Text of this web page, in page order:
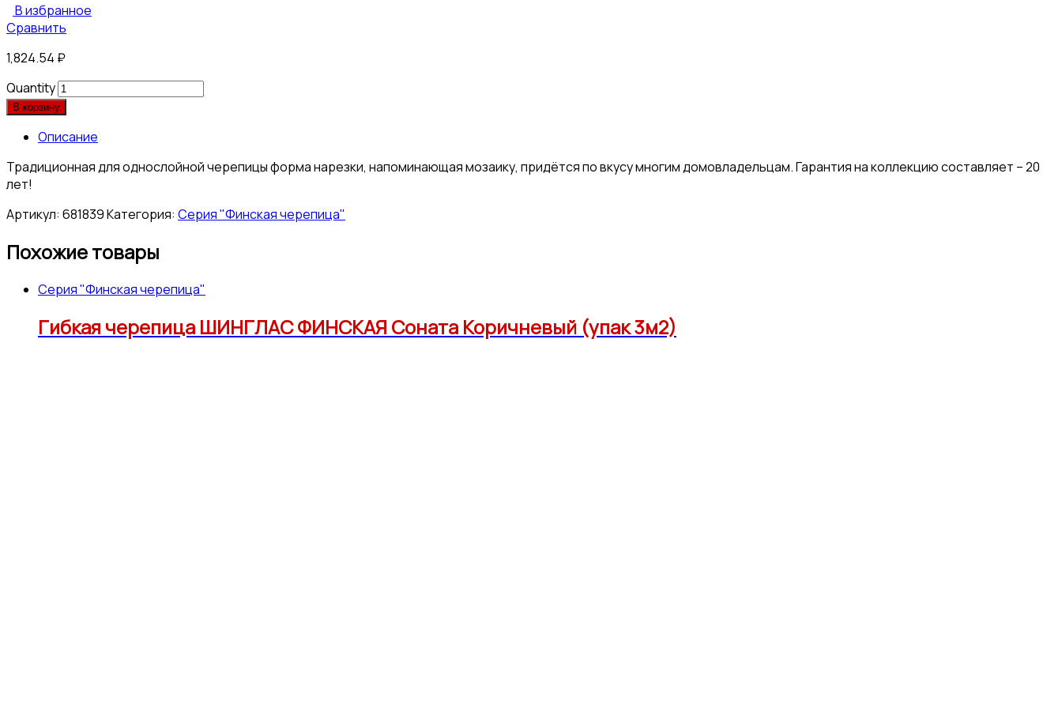
В избранное
Сравнить
1,824.54 ₽
Quantity
В корзину
Описание
Традиционная для однослойной черепицы форма нарезки, напоминающая мозаику, придётся по вкусу многим домовладельцам. Гарантия на коллекцию составляет – 20
лет!
Артикул: 681839Категория: Серия "Финская черепица"
Похожие товары
Серия "Финская черепица"
Гибкая черепица ШИНГЛАС ФИНСКАЯ Соната Коричневый (упак 3м2)